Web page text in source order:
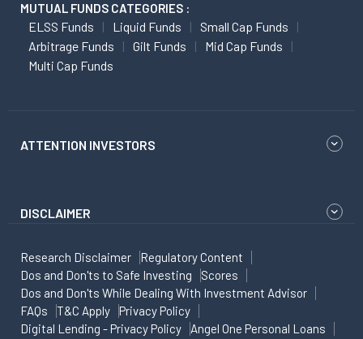
MUTUAL FUNDS CATEGORIES :
ELSS Funds Liquid Funds
Small Cap Funds
Arbitrage Funds
Gilt Funds
Mid Cap Funds
Multi Cap Funds
ATTENTION INVESTORS
DISCLAIMER
Research Disclaimer
Regulatory Content
Dos and Don'ts to Safe Investing
Scores
Dos and Don'ts While Dealing With Investment Advisor
FAQs
T&C Apply
Privacy Policy
Digital Lending - Privacy Policy
Angel One Personal Loans